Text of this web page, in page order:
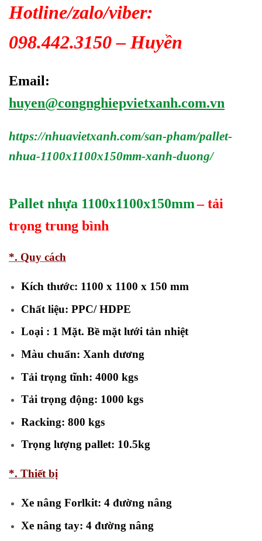
Hotline/zalo/viber:
098.442.3150 – Huyền
Email:
huyen@congnghiepvietxanh.com.vn
https://nhuavietxanh.com/san-pham/pallet-
nhua-1100x1100x150mm-xanh-duong/
Pallet nhựa 1100x1100x150mm– tải
trọng trung bình
*. Quy cách
Kích thước: 1100 x 1100 x 150 mm
Chất liệu: PPC/ HDPE
Loại : 1 Mặt. Bề mặt lưới tản nhiệt
Màu chuẩn: Xanh dương
Tải trọng tĩnh: 4000 kgs
Tải trọng động: 1000 kgs
Racking: 800 kgs
Trọng lượng pallet: 10.5kg
*. Thiết bị
Xe nâng Forlkit: 4 đường nâng
Xe nâng tay: 4 đường nâng